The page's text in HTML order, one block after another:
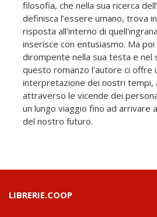
filosofia, che nella sua ricerca
definisca l’essere umano, trova
risposta all'interno di
inserisce con entusiasmo. Ma poi
dirompente nella sua testa e nel
questo romanzo l’autore ci offre
interpretazione dei nostri tempi,
attraverso le vicende dei
un lungo viaggio fino ad arrivare
del nostro futuro.
LIBRERIE.COOP